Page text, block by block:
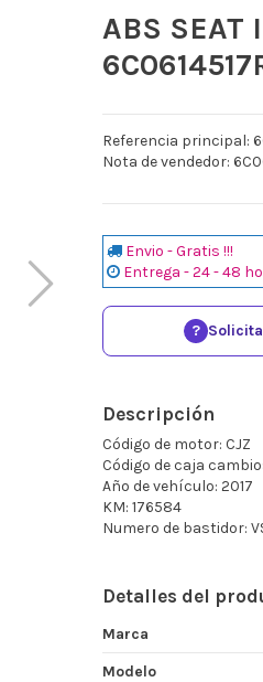
ABS SEAT
Referencia principal:
Nota de vendedor:
Envio - Gratis !!!
Entrega - 24 - 48
?
Descripción
Código de motor: CJZ
Código de caja
Año de vehículo: 2017
KM: 176584
Numero de bastidor:
Detalles del
Marca
Modelo